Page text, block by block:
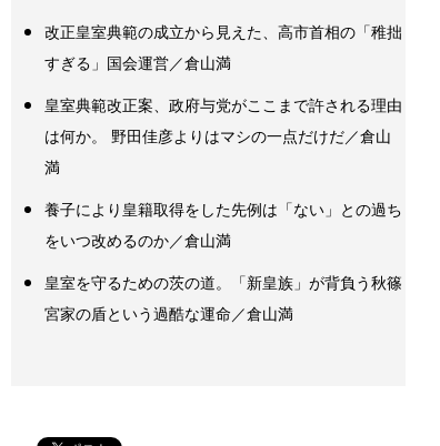
改正皇室典範の成立から見えた、高市首相の「稚拙
すぎる」国会運営／倉山満
皇室典範改正案、政府与党がここまで許される理由
は何か。 野田佳彦よりはマシの一点だけだ／倉山
満
養子により皇籍取得をした先例は「ない」との過ち
をいつ改めるのか／倉山満
皇室を守るための茨の道。「新皇族」が背負う秋篠
宮家の盾という過酷な運命／倉山満